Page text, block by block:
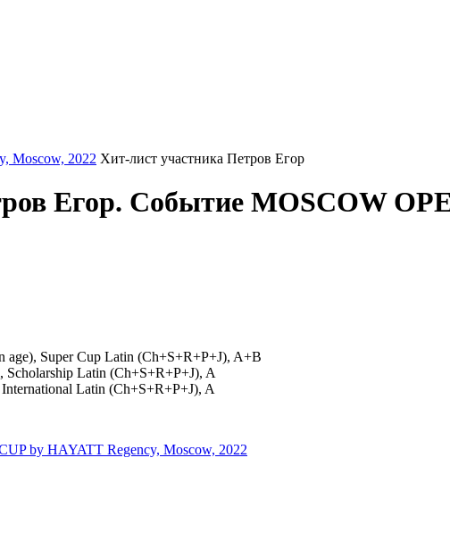
Moscow, 2022 Хит-лист участника Петров Егор
Егор. Событие MOSCOW
age), Super Cup Latin (Ch+S+R+P+J), A+B
Scholarship Latin (Ch+S+R+P+J), A
Latin (Ch+S+R+P+J), A
by HAYATT Regency, Moscow, 2022